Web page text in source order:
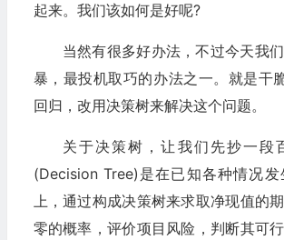
起来。我们该如何是好呢?
当然有很多好办法，不过今天我
暴，最投机取巧的办法之一。就是干
回归，改用决策树来解决这个问题。
关于决策树，让我们先抄一段
(Decision Tree)是在已知各种情况
上，通过构成决策树来求取净现值的
零的概率，评价项目风险，判断其可